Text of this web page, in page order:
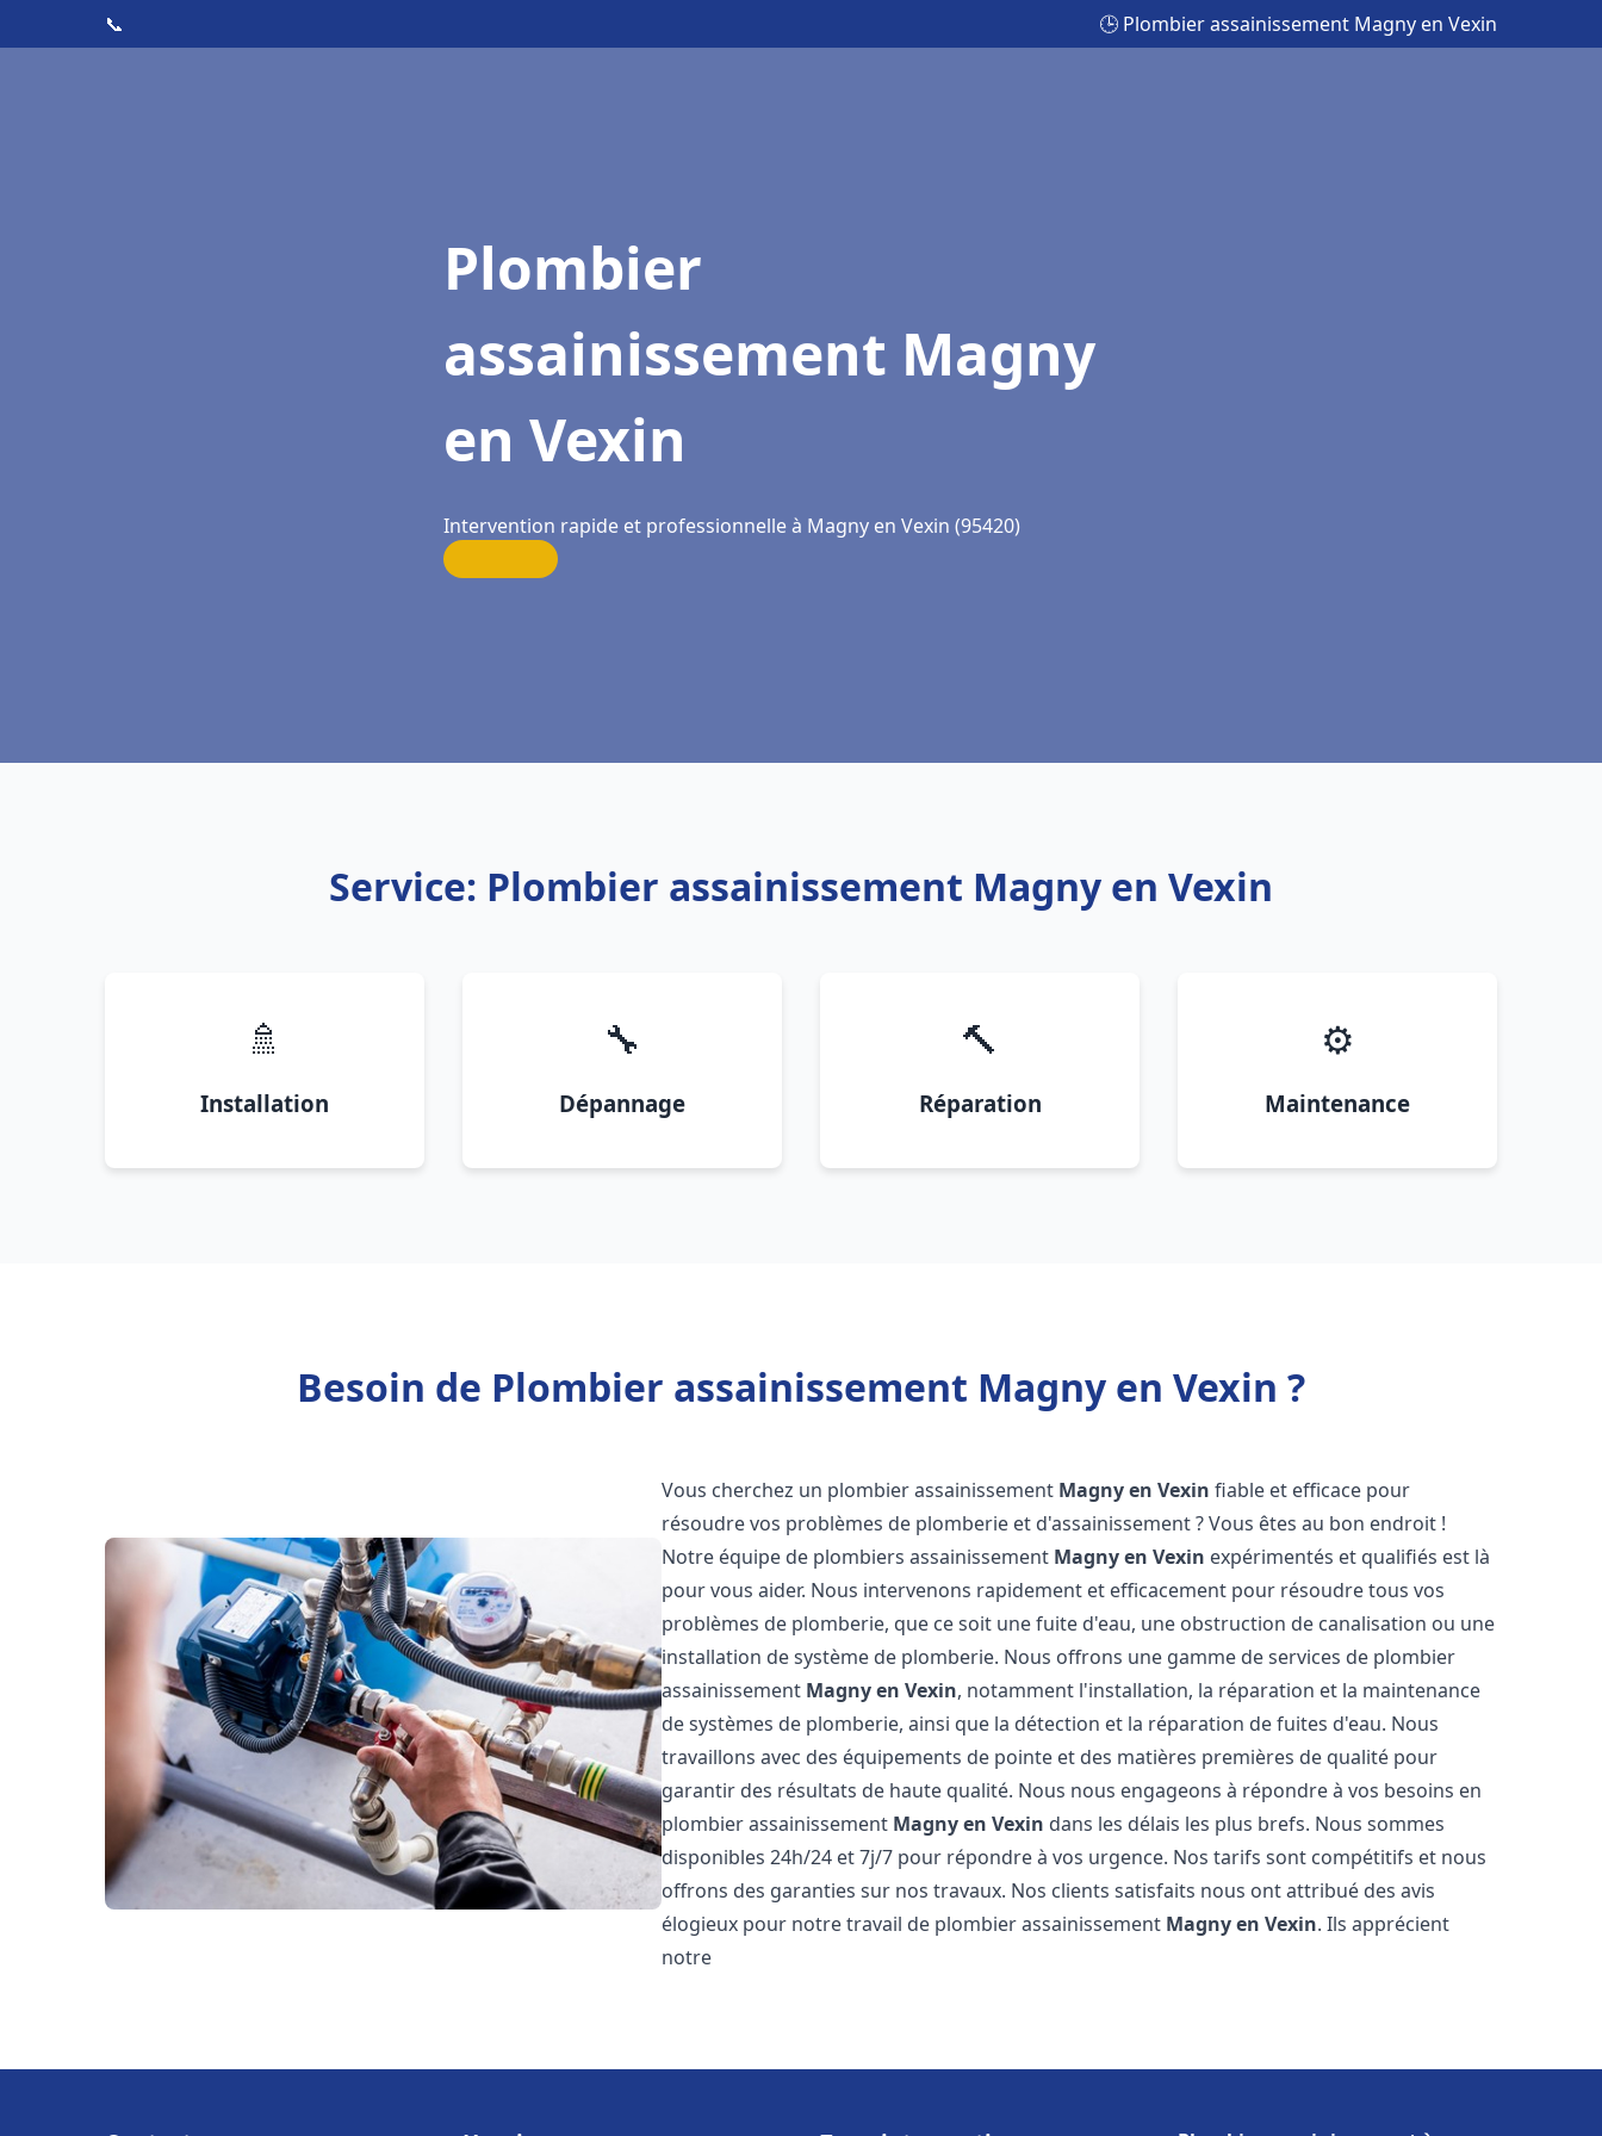
📞 🕒 Plombier assainissement Magny en Vexin
Plombier
assainissement Magny
en Vexin
Intervention rapide et professionnelle à Magny en Vexin (95420)
Service: Plombier assainissement Magny en Vexin
🚿
Installation
🔧
Dépannage
🔨
Réparation
⚙️
Maintenance
Besoin de Plombier assainissement Magny en Vexin ?
Vous cherchez un plombier assainissement Magny en Vexin fiable et efficace pour
résoudre vos problèmes de plomberie et d'assainissement ? Vous êtes au bon endroit !
Notre équipe de plombiers assainissement Magny en Vexin expérimentés et qualifiés est là
pour vous aider. Nous intervenons rapidement et efficacement pour résoudre tous vos
problèmes de plomberie, que ce soit une fuite d'eau, une obstruction de canalisation ou une
installation de système de plomberie. Nous offrons une gamme de services de plombier
assainissement Magny en Vexin, notamment l'installation, la réparation et la maintenance
de systèmes de plomberie, ainsi que la détection et la réparation de fuites d'eau. Nous
travaillons avec des équipements de pointe et des matières premières de qualité pour
garantir des résultats de haute qualité. Nous nous engageons à répondre à vos besoins en
plombier assainissement Magny en Vexin dans les délais les plus brefs. Nous sommes
disponibles 24h/24 et 7j/7 pour répondre à vos urgence. Nos tarifs sont compétitifs et nous
offrons des garanties sur nos travaux. Nos clients satisfaits nous ont attribué des avis
élogieux pour notre travail de plombier assainissement Magny en Vexin. Ils apprécient
notre